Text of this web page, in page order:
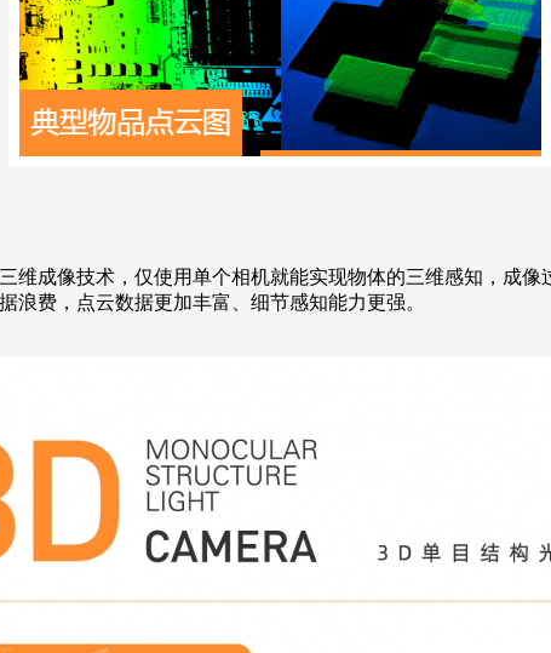
成像技术，仅使用单个相机就能实现物体的三维感知，成像
费，点云数据更加丰富、细节感知能力更强。